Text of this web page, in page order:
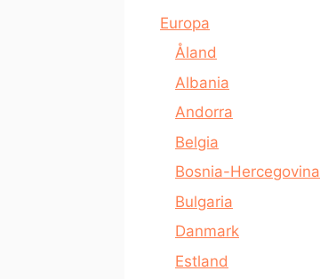
Europa
Åland
Albania
Andorra
Belgia
Bosnia-Hercegovina
Bulgaria
Danmark
Estland